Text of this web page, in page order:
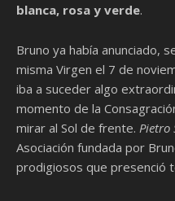
blanca, rosa y verde.
Bruno ya había anunciado,
misma Virgen el 7 de
iba a suceder algo
momento de la
mirar al Sol de frente. Pietro
Asociación fundada por
prodigiosos que presenció